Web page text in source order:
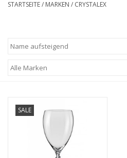
Vasen
Kaffee & Tee
STARTSEITE/ MARKEN / CRYSTALEX
SALE